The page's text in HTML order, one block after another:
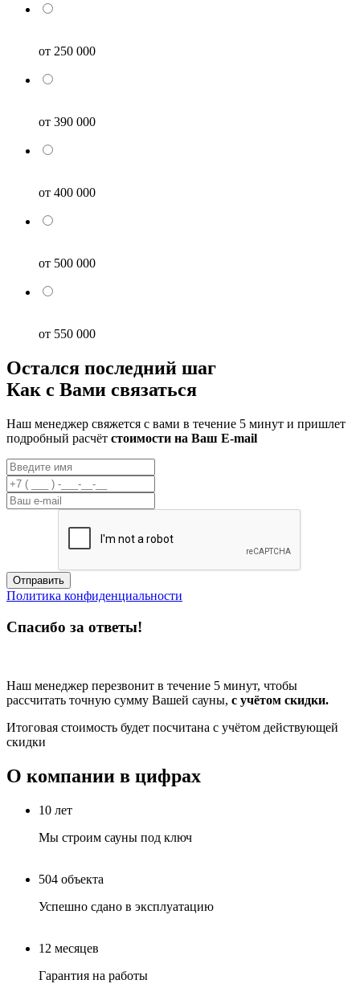
от 250 000
от 390 000
от 400 000
от 500 000
от 550 000
Остался последний шаг
Как с Вами связаться
Наш менеджер свяжется с вами в течение 5 минут и пришлет
подробный расчёт стоимости на Ваш E-mail
Отправить
Политика конфиденциальности
Спасибо за ответы!
Наш менеджер перезвонит в течение 5 минут, чтобы
рассчитать точную сумму Вашей сауны, с учётом скидки.
Итоговая стоимость будет посчитана с учётом действующей
скидки
О компании в цифрах
10 лет
Мы строим сауны под ключ
504 объекта
Успешно сдано в эксплуатацию
12 месяцев
Гарантия на работы